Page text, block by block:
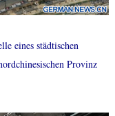
eines städtischen
Provinz